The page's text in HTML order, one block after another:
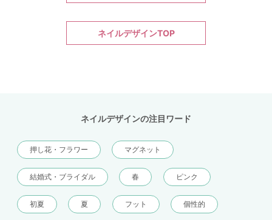
ネイルデザインTOP
ネイルデザインの注目ワード
押し花・フラワー マグネット
結婚式・ブライダル 春 ピンク
初夏 夏 フット 個性的